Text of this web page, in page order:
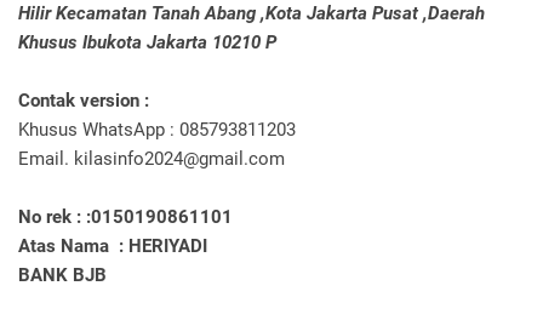
Hilir Kecamatan Tanah Abang ,Kota Jakarta Pusat ,Daerah
Khusus Ibukota Jakarta 10210 P
Contak version :
Khusus WhatsApp : 085793811203
Email. kilasinfo2024@gmail.com
No rek : :0150190861101
Atas Nama : HERIYADI
BANK BJB